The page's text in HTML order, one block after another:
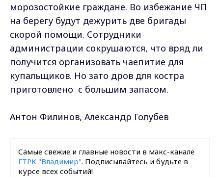
морозостойкие граждане. Во избежание ЧП
на берегу будут дежурить две бригады
скорой помощи. Сотрудники
администрации сокрушаются, что вряд ли
получится организовать чаепитие для
купальщиков. Но зато дров для костра
приготовлено с большим запасом.
Антон Филинов, Александр Голубев
Самые свежие и главные новости в макс-канале
ГТРК "Владимир". Подписывайтесь и будьте в
курсе всех событий!